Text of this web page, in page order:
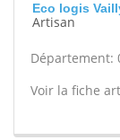
Eco logis
Artisan
Département:
Voir la fiche